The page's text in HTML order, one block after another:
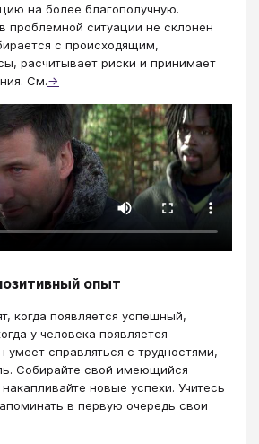
на более благополучную.
проблемной ситуации не склонен
с происходящим,
расчитывает риски и принимает
См.→
опыт
когда появляется успешный,
у человека появляется
умеет справляться с трудностями,
Собирайте свой имеющийся
новые успехи. Учитесь
в первую очередь свои